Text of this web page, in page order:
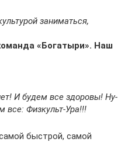
заниматься,
«Богатыри». Наш
И будем все здоровы! Ну-
все: Физкульт-Ура!!!
быстрой, самой